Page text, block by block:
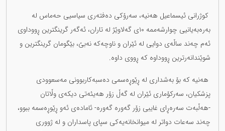
کوژرانی ئیسماعیل هەنیە، سەرۆکی دەفتەری سیاسیی حەماس لە
بەرەبەیانیی چوارشەممە ١٠ی گەلاوێژ لە تاران، ئەگەر گرینگترین ڕووداوی
ئەم چەند ساڵەی دوایی لە ئێران و ناوچەکە نەبێ، بێگومان گرینگترین و
شوێندانەرترین ڕووداوە کە ڕووی داوە.
هەنیە کە بۆ بەشداری لە ڕێوڕەسمی دەسبەکاربوونی مەسعوودی
پزشکیان، سەرکۆماری ئێران لە گەڵ زۆر هەیئەتی دیکەی وڵاتان
-‌هەڵبەت سەرەڕای غایبی زۆر گەورە گەورە- ئامادەی ئەو ڕێوڕەسمە ببوو،
چەند سەعات دواتر لە میوانخانەیەکی سپای پاسداران و لە ژووری